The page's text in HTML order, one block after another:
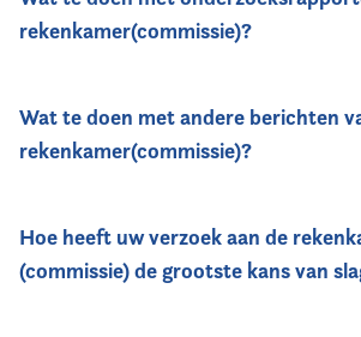
rekenkamer(commissie)?
Wat te doen met andere berichten
rekenkamer(commissie)?
Hoe heeft uw verzoek aan de
(commissie) de grootste kans van